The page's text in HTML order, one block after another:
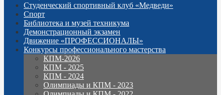
Студенческий спортивный клуб «Медведи»
Спорт
Библиотека и музей техникума
Демонстрационный экзамен
Движение «ПРОФЕССИОНАЛЫ»
Конкурсы профессионального мастерства
КПМ-2026
КПМ - 2025
КПМ - 2024
Олимпиады и КПМ - 2023